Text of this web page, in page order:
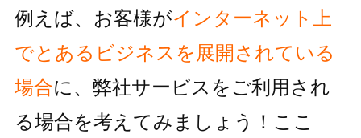
例えば、お客様がインターネット上
でとあるビジネスを展開されている
場合に、 弊社サービスをご利用され
る場合を考えてみましょう！ ここ